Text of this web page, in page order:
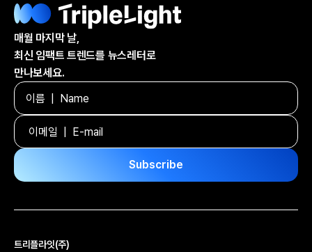
매월 마지막 날,
최신 임팩트 트렌드를 뉴스레터로
만나보세요.
트리플라잇(주)